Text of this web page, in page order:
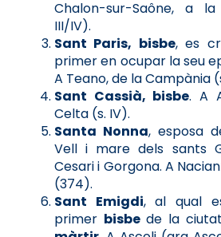
Chalon-sur-Saône, a la
III/IV).
Sant Paris, bisbe, es
primer en ocupar la seu
A Teano, de la Campània
Sant Cassià, bisbe. A
Celta (s. IV).
Santa Nonna, esposa
Vell i mare dels sants
Cesari i Gorgona. A
(374).
Sant Emigdi, al qual
primer bisbede la ciutat